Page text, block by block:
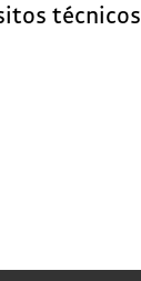
técnicos